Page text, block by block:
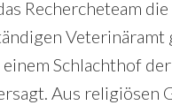
Rechercheteam
Veterinäramt
Schlachthof
Aus religiösen